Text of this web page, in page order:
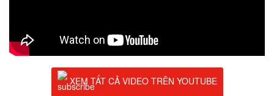
XEM TẤT CẢ VIDEO TRÊN YOUTUBE